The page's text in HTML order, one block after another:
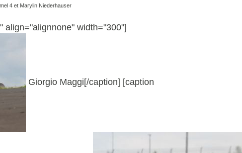
4 et Marylin Niederhauser
align="alignnone" width="300"]
Giorgio Maggi[/caption] [caption